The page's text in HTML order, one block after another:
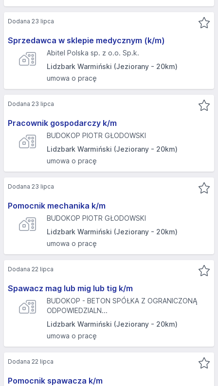
Sprzedawca w sklepie medycznym (k/m)
Abitel Polska sp. z o.o. Sp.k.
Lidzbark Warmiński (Jeziorany - 20km)
umowa o pracę
Dodana 23 lipca
Pracownik gospodarczy k/m
BUDOKOP PIOTR GŁODOWSKI
Lidzbark Warmiński (Jeziorany - 20km)
umowa o pracę
Dodana 23 lipca
Pomocnik mechanika k/m
BUDOKOP PIOTR GŁODOWSKI
Lidzbark Warmiński (Jeziorany - 20km)
umowa o pracę
Dodana 23 lipca
Spawacz mag lub mig lub tig k/m
BUDOKOP - BETON SPÓŁKA Z OGRANICZONĄ
ODPOWIEDZIALN...
Lidzbark Warmiński (Jeziorany - 20km)
umowa o pracę
Dodana 22 lipca
Pomocnik spawacza k/m
Dodana 22 lipca